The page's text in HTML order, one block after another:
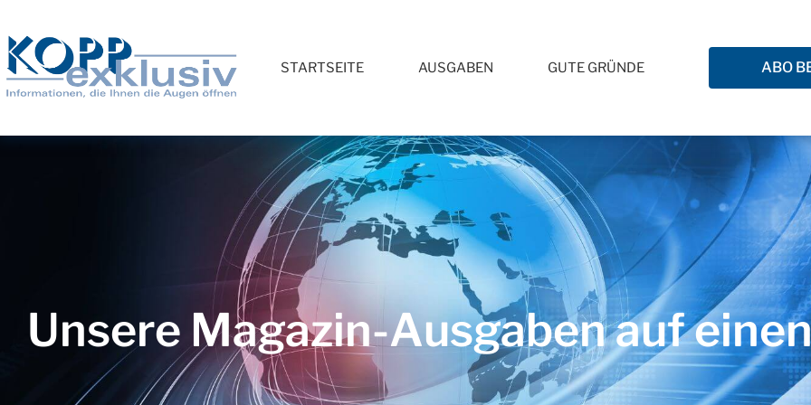
STARTSEITE AUSGABEN GUTE GRÜNDE ABO
Unsere Magazin-Ausgaben auf